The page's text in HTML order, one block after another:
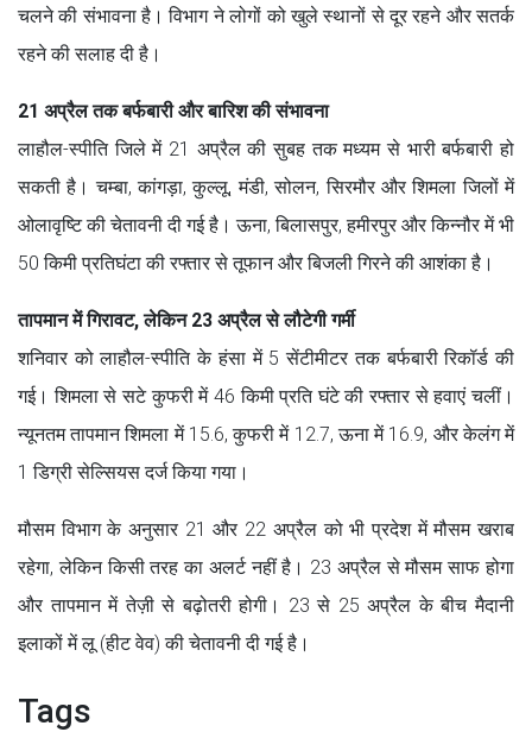
चलने की संभावना है। विभाग ने लोगों को खुले स्थानों से दूर रहने और सतर्क
रहने की सलाह दी है।
21 अप्रैल तक बर्फबारी और बारिश की संभावना
लाहौल-स्पीति जिले में 21 अप्रैल की सुबह तक मध्यम से भारी बर्फबारी हो
सकती है। चम्बा, कांगड़ा, कुल्लू, मंडी, सोलन, सिरमौर और शिमला जिलों में
ओलावृष्टि की चेतावनी दी गई है। ऊना, बिलासपुर, हमीरपुर और किन्नौर में भी
50 किमी प्रतिघंटा की रफ्तार से तूफान और बिजली गिरने की आशंका है।
तापमान में गिरावट, लेकिन 23 अप्रैल से लौटेगी गर्मी
शनिवार को लाहौल-स्पीति के हंसा में 5 सेंटीमीटर तक बर्फबारी रिकॉर्ड की
गई। शिमला से सटे कुफरी में 46 किमी प्रति घंटे की रफ्तार से हवाएं चलीं।
न्यूनतम तापमान शिमला में 15.6, कुफरी में 12.7, ऊना में 16.9, और केलंग में
1 डिग्री सेल्सियस दर्ज किया गया।
मौसम विभाग के अनुसार 21 और 22 अप्रैल को भी प्रदेश में मौसम खराब
रहेगा, लेकिन किसी तरह का अलर्ट नहीं है। 23 अप्रैल से मौसम साफ होगा
और तापमान में तेज़ी से बढ़ोतरी होगी। 23 से 25 अप्रैल के बीच मैदानी
इलाकों में लू (हीट वेव) की चेतावनी दी गई है।
Tags